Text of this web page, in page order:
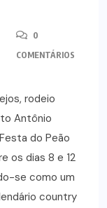
0
COMENTÁRIOS
rodeio
Antônio
do Peão
os dias 8 e 12
se como um
country